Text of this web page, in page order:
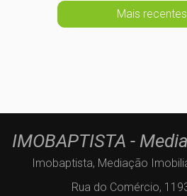
Mais recentes
IMOBAPTISTA -
Imobaptista, Mediação
Rua do Comércio,